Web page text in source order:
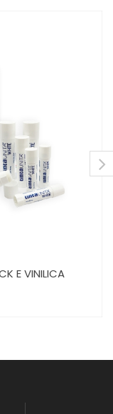
E VINILICA